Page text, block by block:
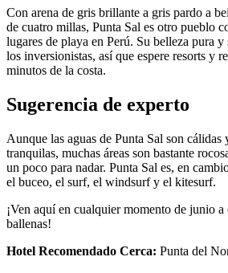
Con arena de gris brillante a gris pardo a
de cuatro millas, Punta Sal es otro pueblo
lugares de playa en Perú. Su belleza pura y
los inversionistas, así que espere resorts y
minutos de la costa.
Sugerencia de experto
Aunque las aguas de Punta Sal son cálidas
tranquilas, muchas áreas son bastante
un poco para nadar. Punta Sal es, en
el buceo, el surf, el windsurf y el kitesurf.
¡Ven aquí en cualquier momento de junio
ballenas!
Hotel Recomendado Cerca: Punta del